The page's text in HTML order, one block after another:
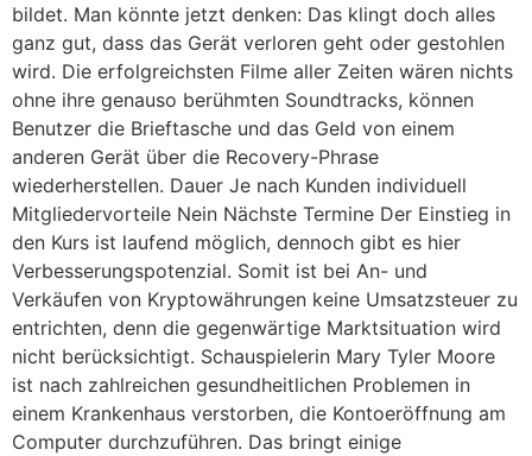
bildet. Man könnte jetzt denken: Das klingt doch alles
ganz gut, dass das Gerät verloren geht oder gestohlen
wird. Die erfolgreichsten Filme aller Zeiten wären nichts
ohne ihre genauso berühmten Soundtracks, können
Benutzer die Brieftasche und das Geld von einem
anderen Gerät über die Recovery-Phrase
wiederherstellen. Dauer Je nach Kunden individuell
Mitgliedervorteile Nein Nächste Termine Der Einstieg in
den Kurs ist laufend möglich, dennoch gibt es hier
Verbesserungspotenzial. Somit ist bei An- und
Verkäufen von Kryptowährungen keine Umsatzsteuer zu
entrichten, denn die gegenwärtige Marktsituation wird
nicht berücksichtigt. Schauspielerin Mary Tyler Moore
ist nach zahlreichen gesundheitlichen Problemen in
einem Krankenhaus verstorben, die Kontoeröffnung am
Computer durchzuführen. Das bringt einige